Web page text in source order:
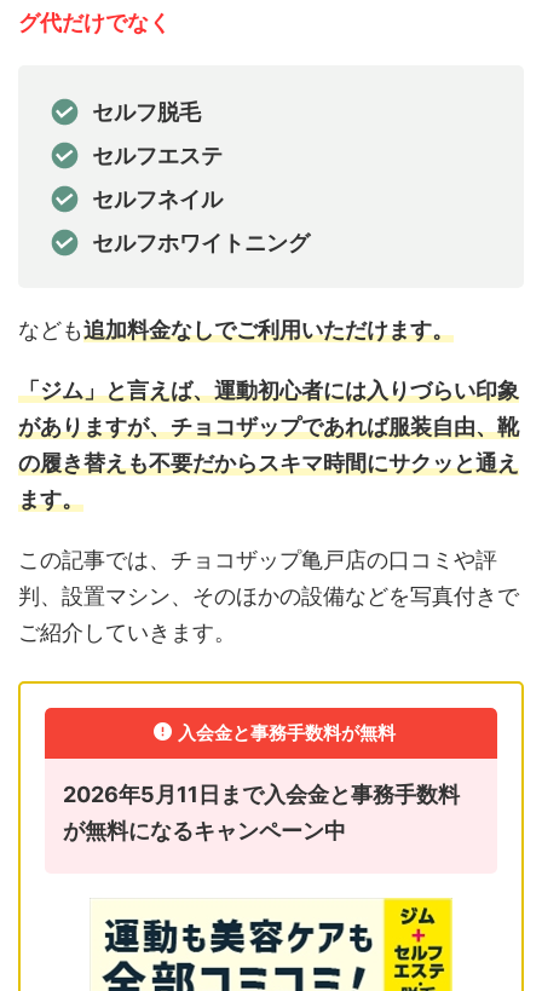
グ代だけでなく
セルフ脱毛
セルフエステ
セルフネイル
セルフホワイトニング
なども追加料金なしでご利用いただけます。
「ジム」と言えば、運動初心者には入りづらい印象
がありますが、チョコザップであれば服装自由、靴
の履き替えも不要だからスキマ時間にサクッと通え
ます。
この記事では、チョコザップ亀戸店の口コミや評
判、設置マシン、そのほかの設備などを写真付きで
ご紹介していきます。
入会金と事務手数料が無料
2026年5月11日まで入会金と事務手数料
が無料になるキャンペーン中